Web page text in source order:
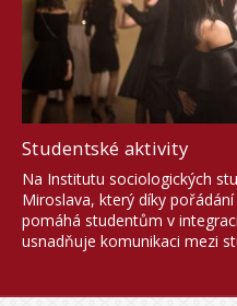
Studentské aktivity
Na Institutu sociologických
Miroslava, který díky
pomáhá studentům v
usnadňuje komunikaci mezi